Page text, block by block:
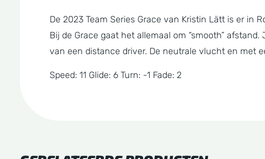
De 2023 Team Series Grace van Kristin Lätt is er in
Bij de Grace gaat het allemaal om “smooth”
van een distance driver. De neutrale vlucht en met
Speed: 11 Glide: 6 Turn: -1 Fade: 2